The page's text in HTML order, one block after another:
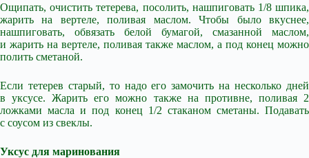
Ощипать, очистить тетерева, посолить, нашпиговать 1/8 шпика,
жарить на вертеле, поливая маслом. Чтобы было вкуснее,
нашпиговать, обвязать белой бумагой, смазанной маслом,
и жарить на вертеле, поливая также маслом, а под конец можно
полить сметаной.
Если тетерев старый, то надо его замочить на несколько дней
в уксусе. Жарить его можно также на противне, поливая 2
ложками масла и под конец 1/2 стаканом сметаны. Подавать
с соусом из свеклы.
Уксус для маринования